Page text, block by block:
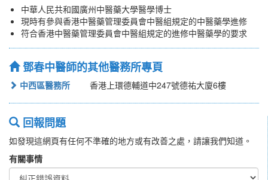
中華人民共和國廣州中醫藥大學醫學博士
現時有參與香港中醫藥管理委員會中醫組規定的中醫藥學進修
符合香港中醫藥管理委員會中醫組規定的進修中醫藥學的要求
鄧春中醫師的其他醫務所專頁
中西區醫務所 香港上環德輔道中247號德祐大廈6樓
回報問題
如發現這網頁有任何不準確的地方或有改善之處，請讓我們知道。
有關事情